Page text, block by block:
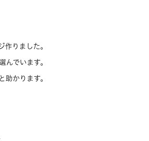
作りました。
んでいます。
助かります。